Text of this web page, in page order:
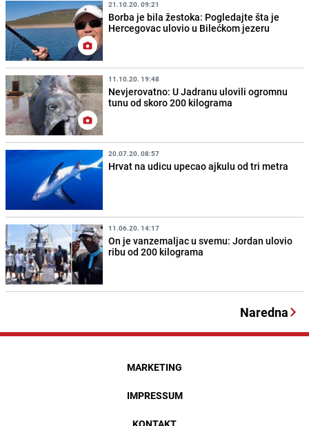
21.10.20. 09:21
Borba je bila žestoka: Pogledajte šta je
Hercegovac ulovio u Bilećkom jezeru
11.10.20. 19:48
Nevjerovatno: U Jadranu ulovili ogromnu
tunu od skoro 200 kilograma
20.07.20. 08:57
Hrvat na udicu upecao ajkulu od tri metra
11.06.20. 14:17
On je vanzemaljac u svemu: Jordan ulovio
ribu od 200 kilograma
Naredna
MARKETING
IMPRESSUM